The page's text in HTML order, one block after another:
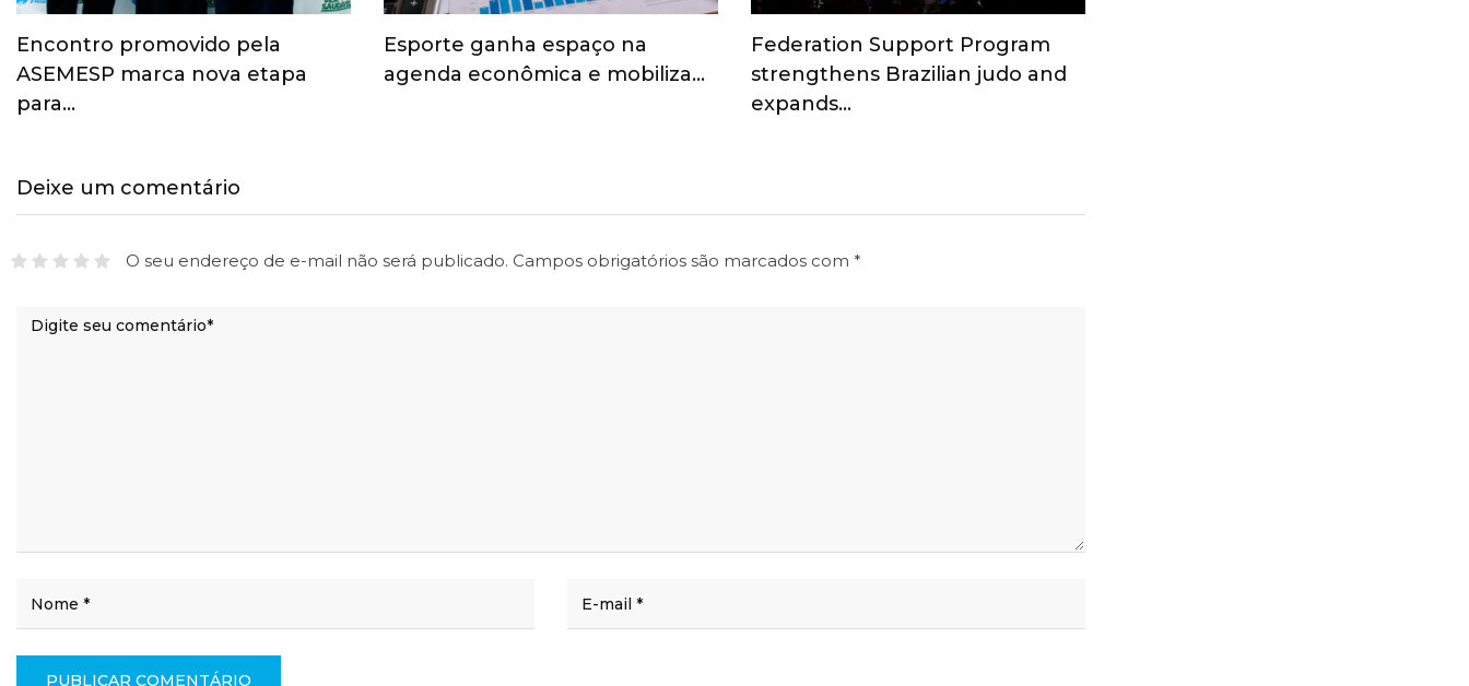
Encontro promovido pela
ASEMESP marca nova etapa
para…
Esporte ganha espaço na
agenda econômica e mobiliza…
Federation Support Program
strengthens Brazilian judo and
expands…
Deixe um comentário
O seu endereço de e-mail não será publicado. Campos obrigatórios são marcados com *